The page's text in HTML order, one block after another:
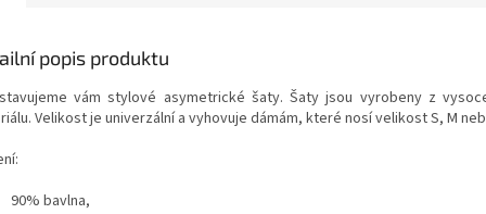
popis produktu
vám stylové asymetrické šaty. Šaty jsou vyrobeny z
Velikost je univerzální a vyhovuje dámám, které nosí velikost S, M
90% bavlna,